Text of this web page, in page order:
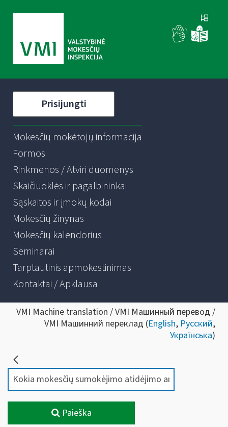
Prisijungti
Mokesčių mokėtojų informacija
Formos
Rinkmenos / Atviri duomenys
Skaičiuoklės ir pagalbininkai
Sąskaitos ir įmokų kodai
Mokesčių žinynas
Mokesčių kalendorius
Seminarai
Tarptautinis apmokestinimas
Kontaktai / Apklausa
VMI Machine translation / VMI Машинный перевод /
VMI Машинний переклад (English, Русский,
Українська)
Paieška